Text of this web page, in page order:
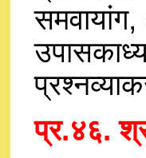
समवायांग,
प्र.४६.